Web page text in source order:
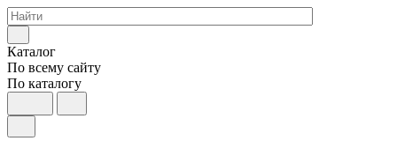
Каталог
По всему сайту
По каталогу